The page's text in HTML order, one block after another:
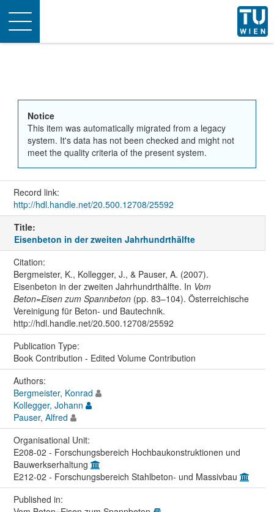
Toggle
navigation
Notice
This item was automatically migrated from a legacy
system. It's data has not been checked and might not
meet the quality criteria of the present system.
Record link:
http://hdl.handle.net/20.500.12708/25592
Title:
Eisenbeton in der zweiten Jahrhundrthälfte
Citation:
Bergmeister, K., Kollegger, J., & Pauser, A. (2007).
Eisenbeton in der zweiten Jahrhundrthälfte. In Vom
Beton=Eisen zum Spannbeton(pp. 83–104). Österreichische
Vereinigung für Beton- und Bautechnik.
http://hdl.handle.net/20.500.12708/25592
Publication Type:
Book Contribution - Edited Volume Contribution
Authors:
Bergmeister, Konrad
Kollegger, Johann
Pauser, Alfred
Organisational Unit:
E208-02 - Forschungsbereich Hochbaukonstruktionen und
Bauwerkserhaltung
E212-02 - Forschungsbereich Stahlbeton- und Massivbau
Published in: